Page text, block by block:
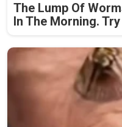
The Lump Of
In The Morning.